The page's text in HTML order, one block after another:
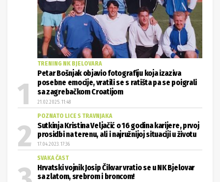
TRENING NK BJELOVARA
Petar Bošnjak objavio fotografiju koja izaziva
posebne emocije, vratili se s ratišta pa se poigrali
sa zagrebačkom Croatijom
21.02.2025. 11:48
POZNATO LICE S TRAVNJAKA
Sutkinja Kristina Veljačić o 16 godina karijere, prvoj
prosidbi na terenu, ali i najružnijoj situaciji u životu
17.04.2023. 17:36
SVAKA ČAST
Hrvatski vojnik Josip Čikvar vratio se u NK Bjelovar
sa zlatom, srebrom i broncom!